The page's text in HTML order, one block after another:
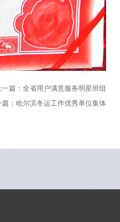
一篇：全省用户满意服务明星班组
篇：哈尔滨冬运工作优秀单位集体